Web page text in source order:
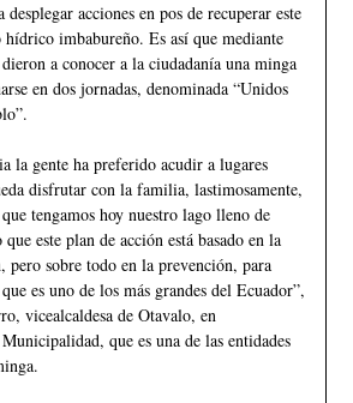
acciones en pos de recuperar este
hídrico imbabureño. Es así que mediante
a conocer a la ciudadanía una minga
en dos jornadas, denominada “Unidos
la gente ha preferido acudir a lugares
disfrutar con la familia, lastimosamente,
tengamos hoy nuestro lago lleno de
este plan de acción está basado en la
pero sobre todo en la prevención, para
es uno de los más grandes del Ecuador”,
vicealcaldesa de Otavalo, en
que es una de las entidades